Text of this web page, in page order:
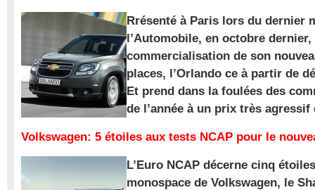
Rrésenté à Paris lors du dernier
l’Automobile, en octobre
commercialisation de son
places, l’Orlando ce à partir de
Et prend dans la foulées des
de l’année à un prix très agressif
Volkswagen: 5 étoiles aux tests NCAP pour le
L’Euro NCAP décerne cinq
monospace de Volkswagen, le